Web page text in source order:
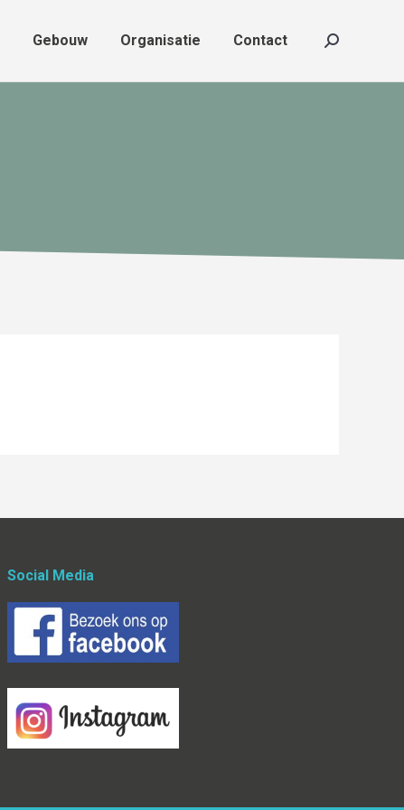
Gebouw Organisatie Contact Zoeken:
Social Media
Gebouw Organisatie Contact Zoeken: